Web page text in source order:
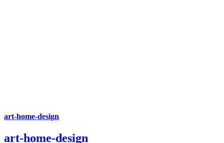
art-home-design
art-home-design